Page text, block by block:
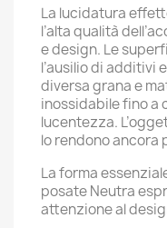
La lucidatura
l’alta qualità
e design. Le
l’ausilio di additivi
diversa grana e
inossidabile fino a
lucentezza.
lo rendono ancora
La forma
posate Neutra
attenzione al